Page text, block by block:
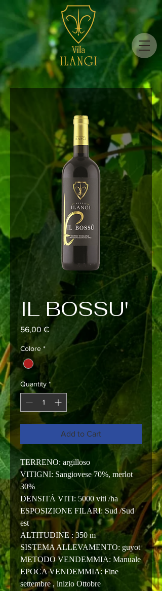
IL BOSSU'
56,00 €Price
Colore *
Quantity *
Add to Cart
TERRENO: argilloso
VITIGNI: Sangiovese 70%, merlot
30%
DENSITÁ VITI: 5000 viti /ha
ESPOSIZIONE FILARI: Sud /Sud
est
ALTITUDINE : 350 m
SISTEMA ALLEVAMENTO: guyot
METODO VENDEMMIA: Manuale
EPOCA VENDEMMIA: Fine
settembre , inizio Ottobre